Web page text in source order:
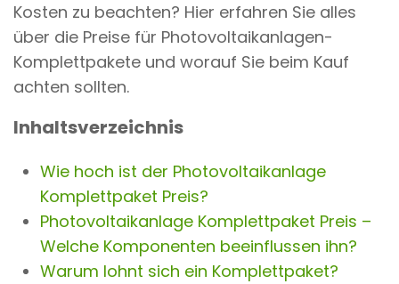
Kosten zu beachten? Hier erfahren Sie alles
über die Preise für Photovoltaikanlagen-
Komplettpakete und worauf Sie beim Kauf
achten sollten.
Inhaltsverzeichnis
Wie hoch ist der Photovoltaikanlage
Komplettpaket Preis?
Photovoltaikanlage Komplettpaket Preis –
Welche Komponenten beeinflussen ihn?
Warum lohnt sich ein Komplettpaket?